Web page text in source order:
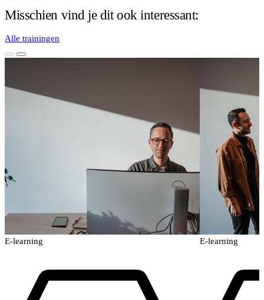
Misschien vind je dit ook interessant:
Alle trainingen
E-learning E-learning